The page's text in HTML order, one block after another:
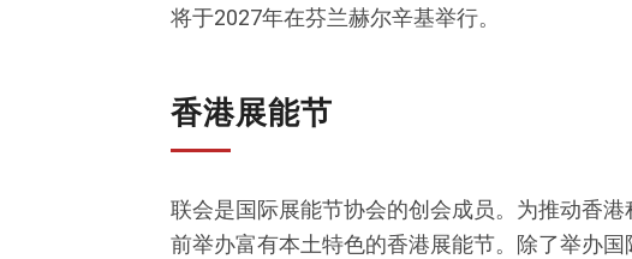
将于2027年在芬兰赫尔辛基举行。
香港展能节
联会是国际展能节协会的创会成员。为推动香
前举办富有本土特色的香港展能节。除了举办